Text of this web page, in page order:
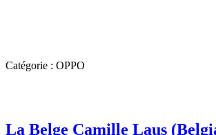
Catégorie : OPPO
La Belge Camille Laus